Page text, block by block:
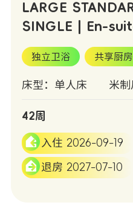
LARGE
SINGLE | En-
独立卫浴 共享厨
床型：单人床 米制
42周
入住 2026-09-19
退房 2027-07-10